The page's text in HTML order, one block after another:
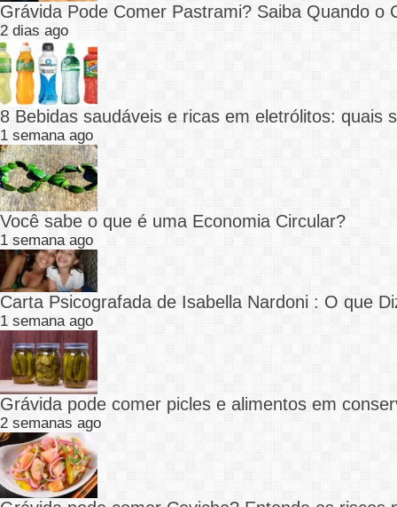
Grávida Pode Comer Pastrami? Saiba Quando o
2 dias ago
8 Bebidas saudáveis e ricas em eletrólitos: quais
1 semana ago
Você sabe o que é uma Economia Circular?
1 semana ago
Carta Psicografada de Isabella Nardoni : O que
1 semana ago
Grávida pode comer picles e alimentos em
2 semanas ago